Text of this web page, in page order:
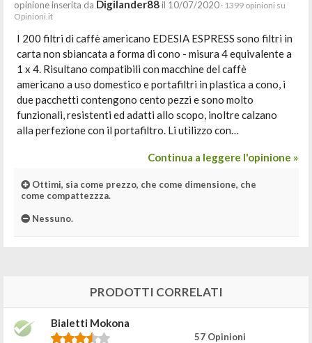
opinione inserita da Digilander88il 10/07/2020 · 1399 opinioni su
Opinioni.it
I 200 filtri di caffè americano EDESIA ESPRESS sono filtri in
carta non sbiancata a forma di cono - misura 4 equivalente a
1 x 4. Risultano compatibili con macchine del caffè
americano a uso domestico e portafiltri in plastica a cono, i
due pacchetti contengono cento pezzi e sono molto
funzionali, resistenti ed adatti allo scopo, inoltre calzano
alla perfezione con il portafiltro. Li utilizzo con…
Continua a leggere l'opinione »
Ottimi, sia come prezzo, che come dimensione, che
come compattezzza.
Nessuno.
PRODOTTI CORRELATI
Bialetti Mokona
57 Opinioni